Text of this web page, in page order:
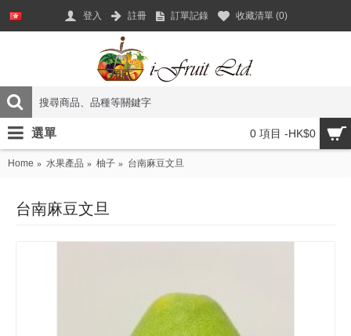
登入 註冊 訂單記錄 收藏清單 (0)
0 項目 -HK$0
選單
Home 水果產品 柚子 台南麻豆文旦
台南麻豆文旦